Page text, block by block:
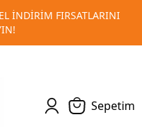
VE MATBAA
Sepetim